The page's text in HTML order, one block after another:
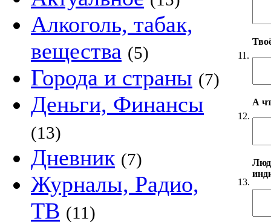
Алкоголь, табак,
вещества (5)
Города и страны (7)
Деньги, Финансы
(13)
Дневник (7)
Журналы, Радио,
ТВ (11)
11.
12.
А
13.